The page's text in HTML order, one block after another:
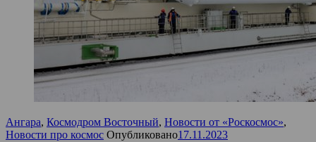
Ангара, Космодром Восточный, Новости от «Роскосмос»,
Новости про космос Опубликовано17.11.2023